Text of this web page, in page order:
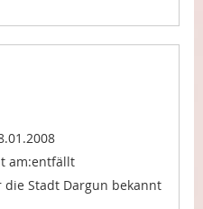
entfällt